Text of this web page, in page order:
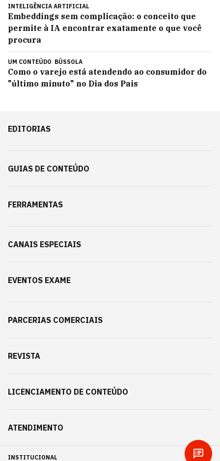
INTELIGÊNCIA ARTIFICIAL
Embeddings sem complicação: o conceito que
permite à IA encontrar exatamente o que você
procura
UM CONTEÚDO BÚSSOLA
Como o varejo está atendendo ao consumidor do
"último minuto" no Dia dos Pais
EDITORIAS
GUIAS DE CONTEÚDO
FERRAMENTAS
CANAIS ESPECIAIS
EVENTOS EXAME
PARCERIAS COMERCIAIS
REVISTA
LICENCIAMENTO DE CONTEÚDO
ATENDIMENTO
INSTITUCIONAL